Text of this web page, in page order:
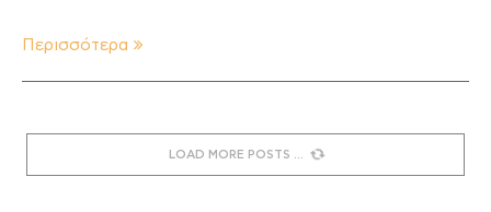
Περισσότερα
LOAD MORE POSTS